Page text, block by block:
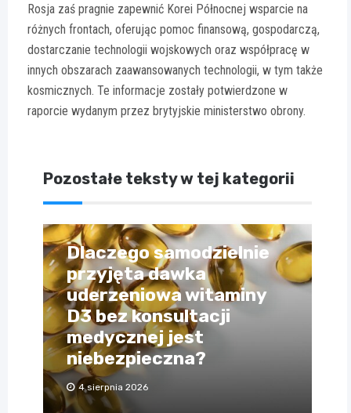
Rosja zaś pragnie zapewnić Korei Północnej wsparcie na
różnych frontach, oferując pomoc finansową, gospodarczą,
dostarczanie technologii wojskowych oraz współpracę w
innych obszarach zaawansowanych technologii, w tym także
kosmicznych. Te informacje zostały potwierdzone w
raporcie wydanym przez brytyjskie ministerstwo obrony.
Pozostałe teksty w tej kategorii
Dlaczego samodzielnie
przyjęta dawka
uderzeniowa witaminy
D3 bez konsultacji
medycznej jest
niebezpieczna?
4 sierpnia 2026